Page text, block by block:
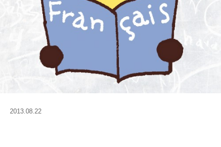
2013.08.22